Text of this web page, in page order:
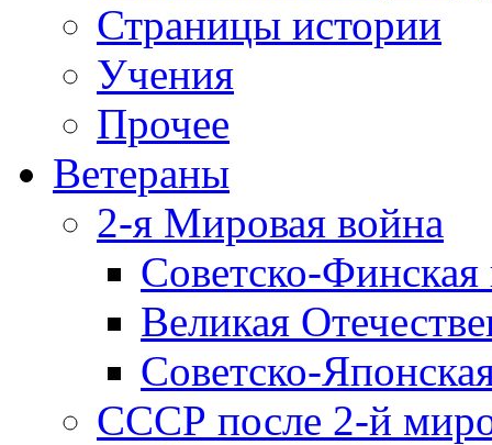
Страницы истории
Учения
Прочее
Ветераны
2-я Мировая война
Советско-
Великая
Советско-
СССР после 2-й